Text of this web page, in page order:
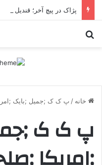
خانه / پ ک ک ;جمیل ;بایک
پ ک ک